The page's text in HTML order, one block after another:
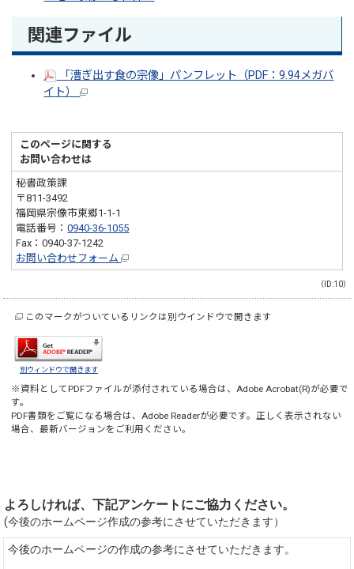
関連ファイル
「漕ぎ出す食の宗像」パンフレット（PDF：9.94メガバ
イト）
このページに関する
お問い合わせは
秘書政策課
〒811-3492
福岡県宗像市東郷1-1-1
電話番号：0940-36-1055
Fax：0940-37-1242
お問い合わせフォーム
（ID:10）
このマークがついているリンクは別ウインドウで開きます
別ウィンドウで開きます
※資料としてPDFファイルが添付されている場合は、 Adobe Acrobat(R)が必要で
す。
PDF書類をご覧になる場合は、 Adobe Readerが必要です。正しく表示されない
場合、最新バージョンをご利用ください。